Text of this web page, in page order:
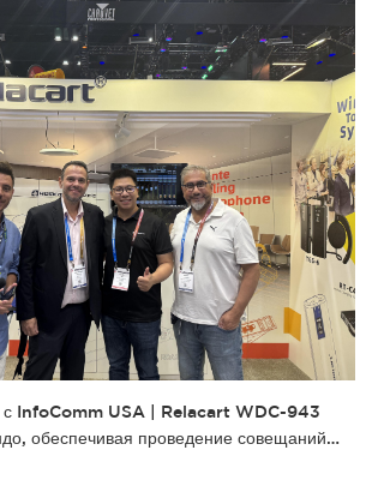
с InfoComm USA | Relacart WDC-943
обеспечивая проведение совещаний